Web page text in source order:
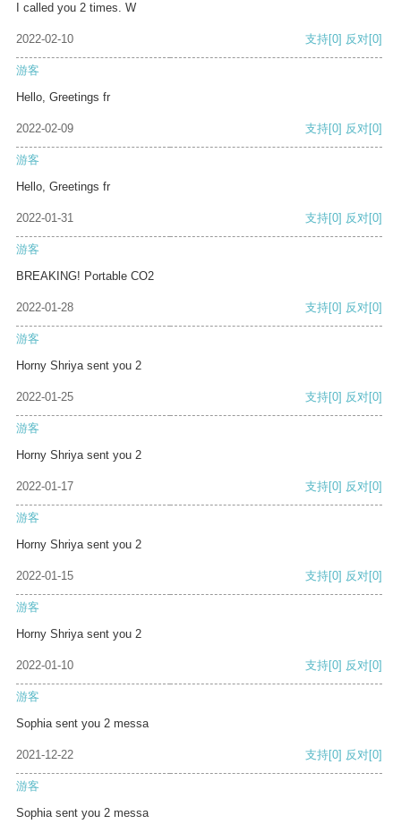
I called you 2 times. W
2022-02-10 支持[0] 反对[0]
游客
Hello, Greetings fr
2022-02-09 支持[0] 反对[0]
游客
Hello, Greetings fr
2022-01-31 支持[0] 反对[0]
游客
BREAKING! Portable CO2
2022-01-28 支持[0] 反对[0]
游客
Horny Shriya sent you 2
2022-01-25 支持[0] 反对[0]
游客
Horny Shriya sent you 2
2022-01-17 支持[0] 反对[0]
游客
Horny Shriya sent you 2
2022-01-15 支持[0] 反对[0]
游客
Horny Shriya sent you 2
2022-01-10 支持[0] 反对[0]
游客
Sophia sent you 2 messa
2021-12-22 支持[0] 反对[0]
游客
Sophia sent you 2 messa